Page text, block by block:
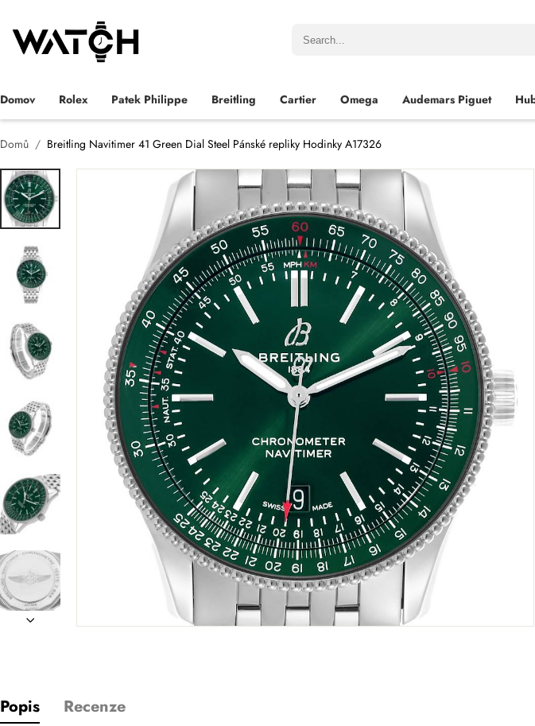
Domov Rolex Patek Philippe Breitling Cartier Omega Audemars Piguet
Domů Breitling Navitimer 41 Green Dial Steel Pánské repliky Hodinky A17326
Popis Recenze